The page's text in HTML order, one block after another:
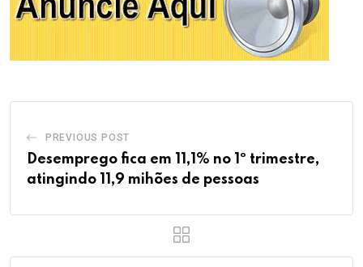
PREVIOUS POST
Desemprego fica em 11,1% no 1º trimestre,
atingindo 11,9 mihões de pessoas